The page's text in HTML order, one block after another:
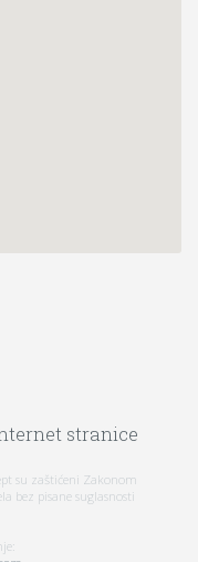
stranice
su zaštićeni Zakonom
bez pisane suglasnosti